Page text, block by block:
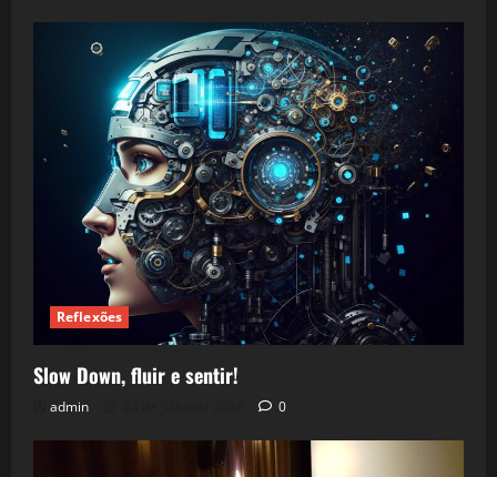
Reflexões
Slow Down, fluir e sentir!
admin 0